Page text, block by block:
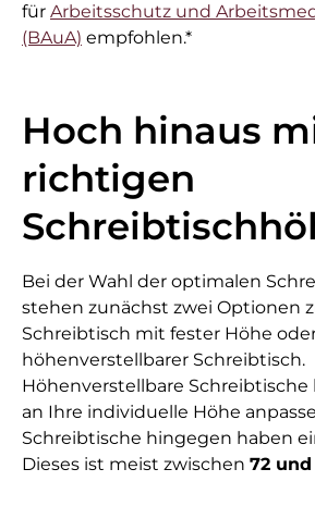
für Arbeitsschutz und
(BAuA) empfohlen.*
Hoch hinaus
richtigen
Bei der Wahl der optimalen
stehen zunächst zwei Optionen
Schreibtisch mit fester Höhe
höhenverstellbarer Schreibtisch.
Höhenverstellbare Schreibtische
an Ihre individuelle Höhe
Schreibtische hingegen haben
Dieses ist meist zwischen 72